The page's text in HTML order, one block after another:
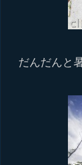
だんだんと